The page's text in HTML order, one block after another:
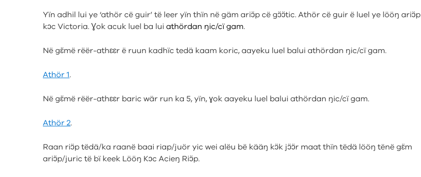
Yïn adhil lui ye ‘athör cë guir’ të leer yïn thïn në gäm ariɔ̈p cë gɔ̈ɔ̈tic. Athör cë guir ë luel ye lööŋ ariɔ̈p
kɔc Victoria. Ɣok acuk luel ba lui athördan ŋic/cï gam.
Në gɛ̈më rëër-athɛɛr ë ruun kadhïc tedä kaam koric, aayeku luel balui athördan ŋic/cï gam.
Athör 1.
Në gɛ̈më rëër-athɛɛr baric wär run ka 5, yïn, ɣok aayeku luel balui athördan ŋic/cï gam.
Athör 2.
Raan riɔ̈p tëdä/ka raanë baai riap/juör yic wei alëu bë kääŋ kɔ̈k jɔ̈ɔ̈r maat thïn tëdä lööŋ tënë gɛ̈m
ariɔ̈p/juric të bï keek Lööŋ Kɔc Acieŋ Riɔ̈p.